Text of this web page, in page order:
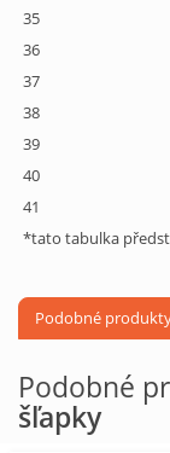
35
36
37
38
39
40
41
*tato tabulka
Podobné
Podobné
šľapky